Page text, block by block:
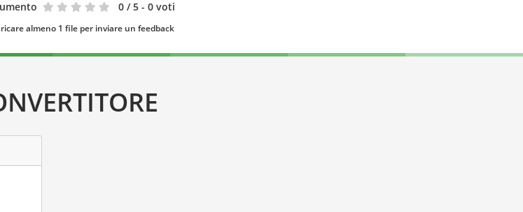
0 / 5 - 0 voti
almeno 1 file per inviare un feedback